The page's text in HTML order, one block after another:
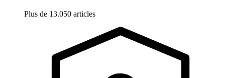
Plus de 13.050 articles